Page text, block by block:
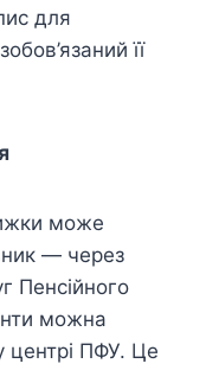
для
її
може
— через
Пенсійного
можна
центрі ПФУ. Це